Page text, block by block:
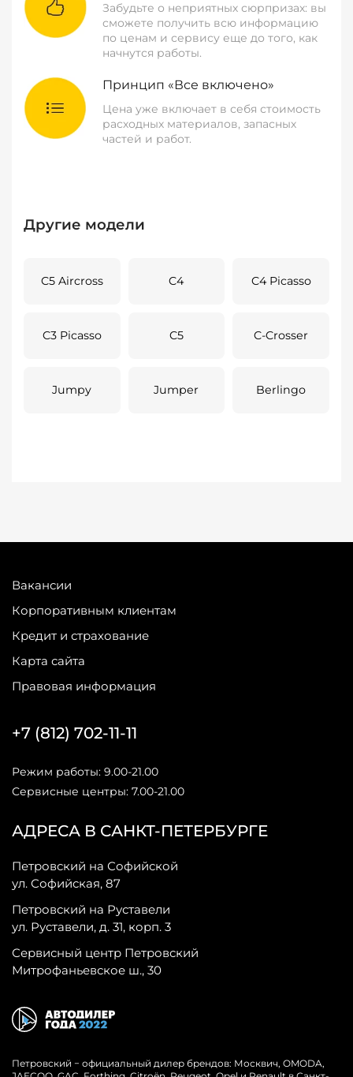
Забудьте о неприятных сюрпризах: вы
сможете получить всю информацию
по ценам и сервису еще до того, как
начнутся работы.
Принцип «Все включено»
Цена уже включает в себя стоимость
расходных материалов, запасных
частей и работ.
Другие модели
C5 Aircross C4 C4 Picasso
C3 Picasso C5 C-Crosser
Jumpy Jumper Berlingo
Вакансии
Корпоративным клиентам
Кредит и страхование
Карта сайта
Правовая информация
АДРЕСА В САНКТ-ПЕТЕРБУРГЕ
Петровский на Софийской
ул. Софийская, 87
Петровский на Руставели
ул. Руставели, д. 31, корп. 3
Сервисный центр Петровский
Митрофаньевское ш., 30
+7 (812) 702-11-11
Режим работы: 9.00-21.00
Сервисные центры: 7.00-21.00
Петровский − официальный дилер брендов: Москвич, OMODA,